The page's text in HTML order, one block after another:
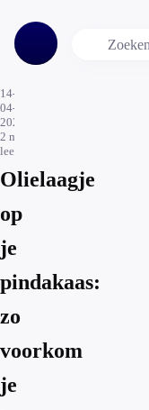
14-
04-
2024
2 min.
leestijd
Olielaagje
op
je
pindakaas:
zo
voorkom
je